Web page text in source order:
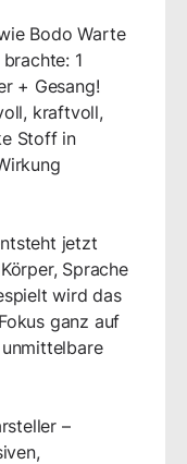
Bodo Warte
1
+ Gesang!
kraftvoll,
Stoff in
jetzt
Sprache
wird das
ganz auf
–